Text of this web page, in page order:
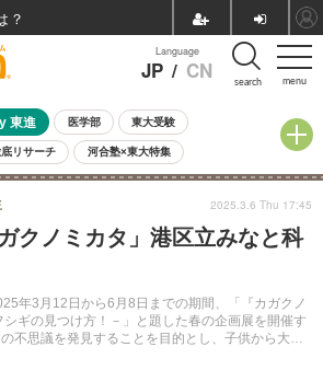
menu
Language
JP / CN search
東進 医学部 東大受験
リサーチ 河合塾×東大特集
校受験 中学受験 小学校受験
全国公立高校 過去問 人気記事
クノミカタ」港区立みなと科
年3月12日から6月8日までの期間、「『カガクノ
シギの見つけ方！－」と題した春の企画展を開催す
不思議を発見することを目的とし、子供から大人
2025.3.6 Thu 17:45